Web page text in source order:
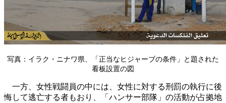
写真：イラク・ニナワ県、「正当なヒジャーブの条件」と題された
看板設置の図
一方、女性戦闘員の中には、女性に対する刑罰の執行に後
悔して逃亡する者もおり、「ハンサー部隊」の活動が占拠地